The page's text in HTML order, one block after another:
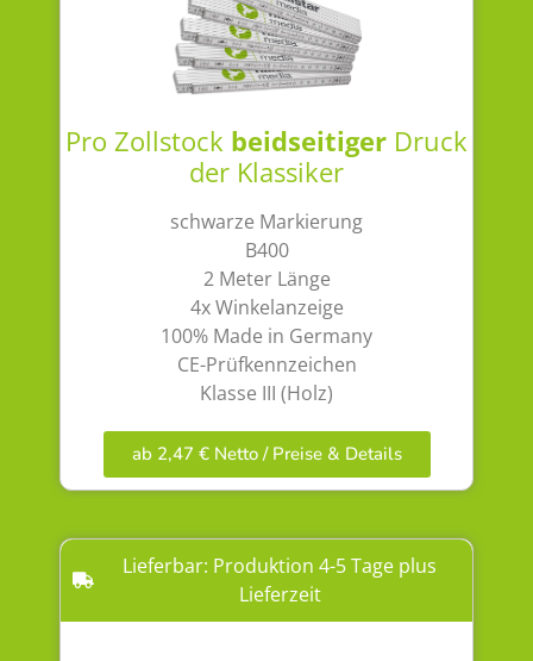
Pro Zollstock beidseitiger Druck
der Klassiker
schwarze Markierung
B400
2 Meter Länge
4x Winkelanzeige
100% Made in Germany
CE-Prüfkennzeichen
Klasse III (Holz)
ab 2,47 € Netto / Preise & Details
Lieferbar: Produktion 4-5 Tage plus
Lieferzeit